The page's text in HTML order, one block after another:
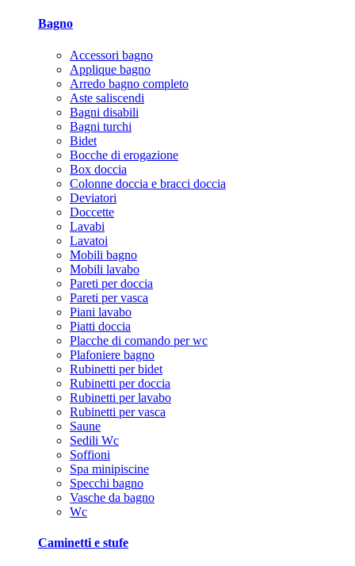
Bagno
Accessori bagno
Applique bagno
Arredo bagno completo
Aste saliscendi
Bagni disabili
Bagni turchi
Bidet
Bocche di erogazione
Box doccia
Colonne doccia e bracci doccia
Deviatori
Doccette
Lavabi
Lavatoi
Mobili bagno
Mobili lavabo
Pareti per doccia
Pareti per vasca
Piani lavabo
Piatti doccia
Placche di comando per wc
Plafoniere bagno
Rubinetti per bidet
Rubinetti per doccia
Rubinetti per lavabo
Rubinetti per vasca
Saune
Sedili Wc
Soffioni
Spa minipiscine
Specchi bagno
Vasche da bagno
Wc
Caminetti e stufe